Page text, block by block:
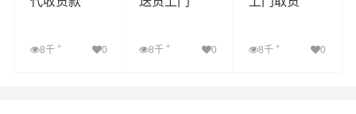
8千 + 0 8千+ 0 8千 + 0